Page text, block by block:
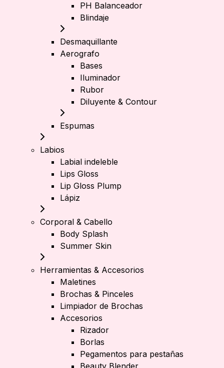
PH Balanceador
Blindaje
Desmaquillante
Aerografo
Bases
Iluminador
Rubor
Diluyente & Contour
Espumas
Labios
Labial indeleble
Lips Gloss
Lip Gloss Plump
Lápiz
Corporal & Cabello
Body Splash
Summer Skin
Herramientas & Accesorios
Maletines
Brochas & Pinceles
Limpiador de Brochas
Accesorios
Rizador
Borlas
Pegamentos para pestañas
Beauty Blender